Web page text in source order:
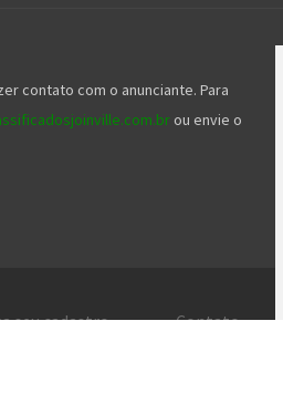
contato com o anunciante. Para
ou envie o
seu cadastro Contato